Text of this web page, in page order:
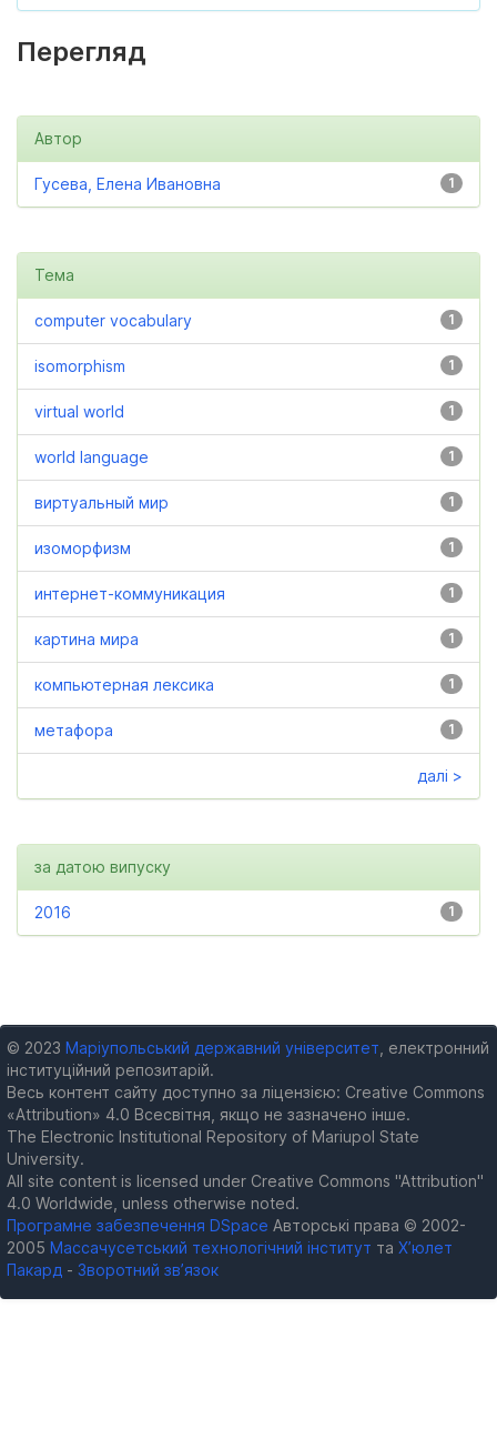
Перегляд
Автор
1
Гусева, Елена Ивановна
Тема
1
computer vocabulary
1
isomorphism
1
virtual world
1
world language
1
виртуальный мир
1
изоморфизм
1
интернет-коммуникация
1
картина мира
1
компьютерная лексика
1
метафора
далі >
за датою випуску
1
2016
© 2023 Маріупольський державний університет , електронний
інституційний репозитарій.
Весь контент сайту доступно за ліцензією: Creative Commons
«Attribution» 4.0 Всесвітня, якщо не зазначено інше.
The Electronic Institutional Repository of Mariupol State
University.
All site content is licensed under Creative Commons "Attribution"
4.0 Worldwide, unless otherwise noted.
Програмне забезпечення DSpace Авторські права © 2002-
2005 Массачусетський технологічний інститут та Х’юлет
Пакард - Зворотний зв’язок